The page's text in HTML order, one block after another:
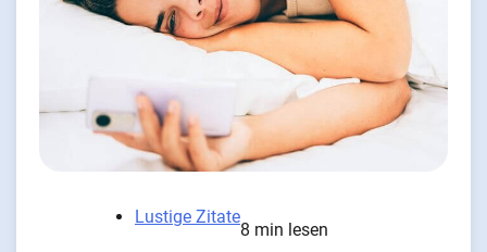
Lustige Zitate
8 min lesen